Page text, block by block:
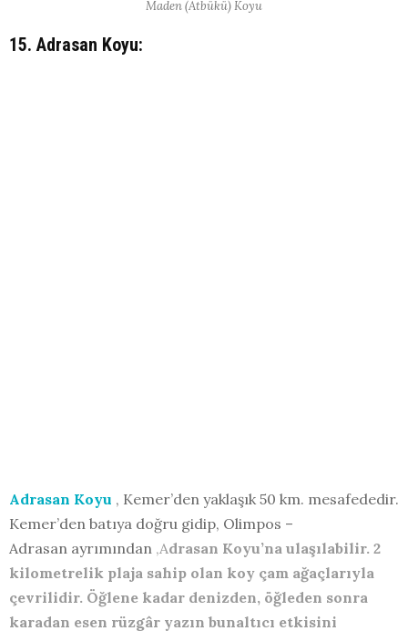
Maden (Atbükü) Koyu
15. Adrasan Koyu:
Adrasan Koyu , Kemer’den yaklaşık 50 km. mesafededir.
Kemer’den batıya doğru gidip, Olimpos –
Adrasan ayrımından ,Adrasan Koyu’na ulaşılabilir. 2
kilometrelik plaja sahip olan koy çam ağaçlarıyla
çevrilidir. Öğlene kadar denizden, öğleden sonra
karadan esen rüzgâr yazın bunaltıcı etkisini